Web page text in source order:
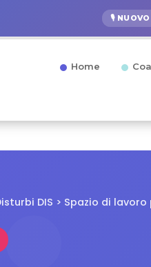
🎙️ NUOVO
Home
DIS > Spazio di lavoro